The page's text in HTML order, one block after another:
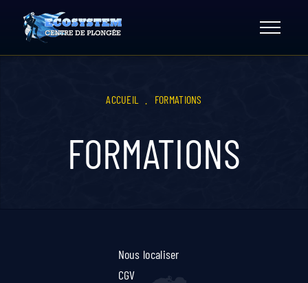
content
ACCUEIL FORMATIONS
FORMATIONS
Nous localiser
CGV